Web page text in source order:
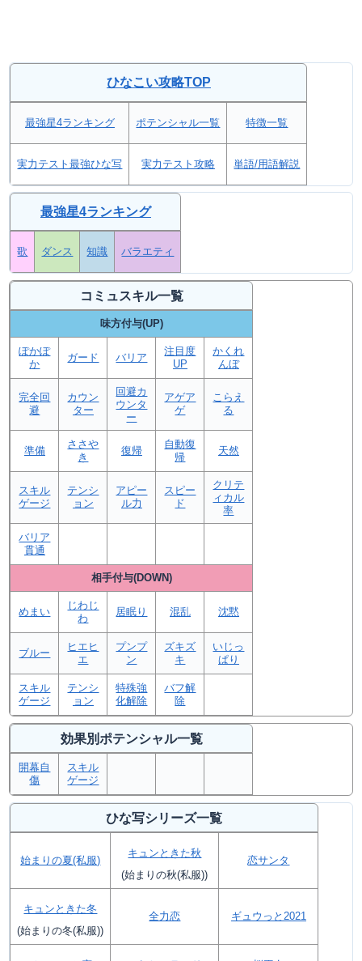
ひなこい攻略TOP
最強星4ランキング ポテンシャル一覧 特徴一覧
実力テスト最強ひな写 実力テスト攻略 単語/用語解説
最強星4ランキング
歌 ダンス 知識 バラエティ
コミュスキル一覧
味方付与(UP)
ぽかぽ
か
ガード バリア
注目度
UP
かくれ
んぼ
完全回
避
カウン
ター
回避カ
ウンタ
ー
アゲア
ゲ
こらえ
る
準備
ささや
き
復帰
自動復
帰
天然
スキル
ゲージ
テンシ
ョン
アピー
ル力
スピー
ド
クリテ
ィカル
率
バリア
貫通
相手付与(DOWN)
めまい
じわじ
わ
居眠り 混乱 沈黙
ブルー
ヒエヒ
エ
プンプ
ン
ズキズ
キ
いじっ
ぱり
スキル
ゲージ
テンシ
ョン
特殊強
化解除
バフ解
除
効果別ポテンシャル一覧
開幕自
傷
スキル
ゲージ
ひな写シリーズ一覧
始まりの夏(私服)
キュンときた秋
(始まりの秋(私服))
恋サンタ
キュンときた冬
(始まりの冬(私服))
全力恋 ギュウっと2021